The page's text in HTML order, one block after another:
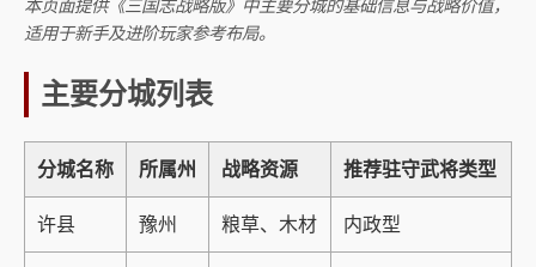
本页面提供《三国志战略版》中主要分城的基础信息与战略价值，
适用于新手及进阶玩家参考布局。
主要分城列表
分城名称 所属州 战略资源 推荐驻守武将类型
许县 豫州 粮草、木材 内政型